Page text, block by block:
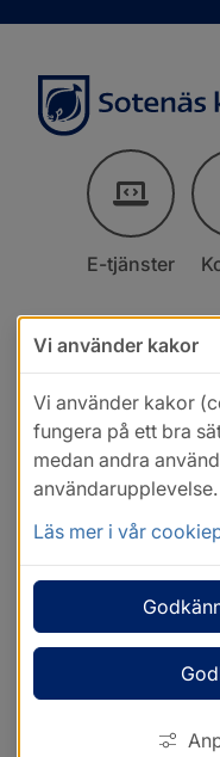
E-tjänster
Vi använder kakor
Vi använder kakor
fungera på ett bra
medan andra
användarupplevelse.
Läs mer i vår